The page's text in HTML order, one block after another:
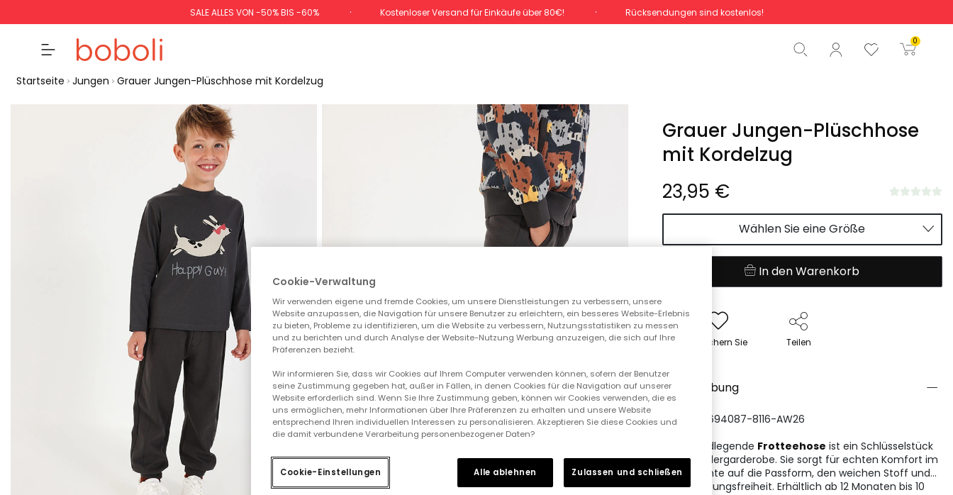
SALE ALLES VON -50% BIS -60% Kostenloser Versand für Einkäufe über 80€! Rücksendungen sind kostenlos!
0
Gesamtbetrag 0,00 €
Start der Bestellung
Startseite Jungen Grauer Jungen-Plüschhose mit Kordelzug
Grauer Jungen-Plüschhose
mit Kordelzug
23,95 €
Wählen Sie eine Größe
In den Warenkorb
Speichern Sie Teilen
Beschreibung
REFERENZ:694087-8116-AW26
Eine grundlegende Frotteehose ist ein Schlüsselstück
in der Kindergarderobe. Sie sorgt für echten Komfort im
Alltag. Achte auf die Passform, den weichen Stoff und
die Bewegungsfreiheit. Erhältlich ab 12 Monaten bis 10
Cookie-Verwaltung
Wir verwenden eigene und fremde Cookies, um unsere Dienstleistungen zu verbessern, unsere
Website anzupassen, die Navigation für unsere Benutzer zu erleichtern, ein besseres Website-Erlebnis
zu bieten, Probleme zu identifizieren, um die Website zu verbessern, Nutzungsstatistiken zu messen
und zu berichten und durch Analyse der Website-Nutzung Werbung anzuzeigen, die sich auf Ihre
Präferenzen bezieht.
Wir informieren Sie, dass wir Cookies auf Ihrem Computer verwenden können, sofern der Benutzer
seine Zustimmung gegeben hat, außer in Fällen, in denen Cookies für die Navigation auf unserer
Website erforderlich sind. Wenn Sie Ihre Zustimmung geben, können wir Cookies verwenden, die es
uns ermöglichen, mehr Informationen über Ihre Präferenzen zu erhalten und unsere Website
entsprechend Ihren individuellen Interessen zu personalisieren. Akzeptieren Sie diese Cookies und
die damit verbundene Verarbeitung personenbezogener Daten?
Cookie-Einstellungen Alle ablehnen Zulassen und schließen